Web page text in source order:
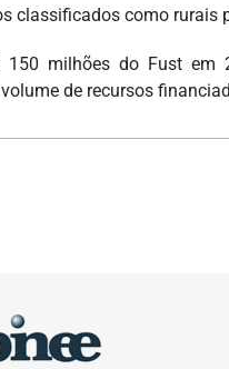
classificados como rurais
150 milhões do Fust
de recursos